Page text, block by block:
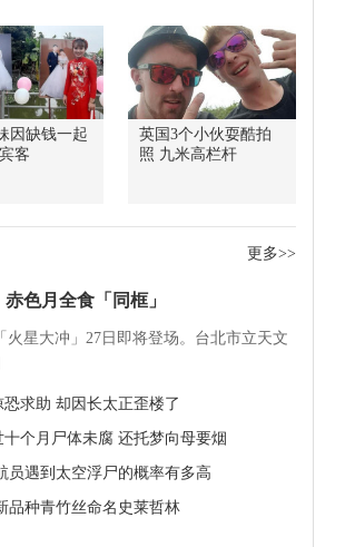
因缺钱一起
客
英国3个小伙耍酷拍
照 九米高栏杆
更多>>
色月全食「同框」
火星大冲」27日即将登场。台北市立天文
求助 却因长太正歪楼了
个月尸体未腐 还托梦向母要烟
员遇到太空浮尸的概率有多高
品种青竹丝命名史莱哲林